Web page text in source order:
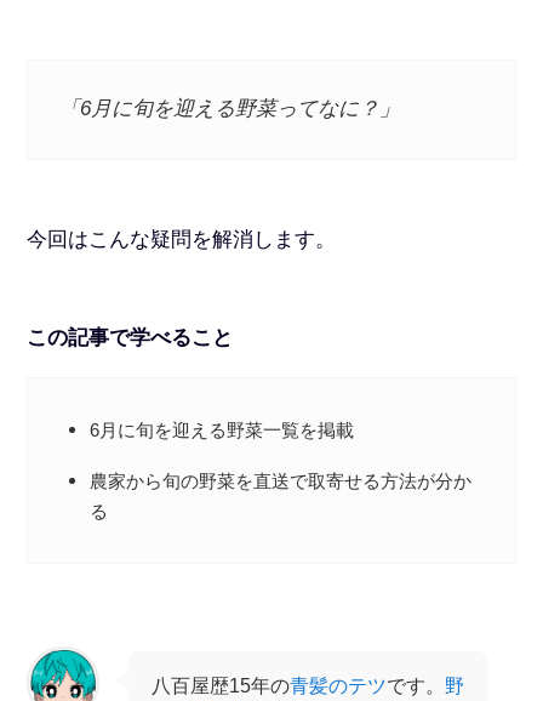
「6月に旬を迎える野菜ってなに？」
今回はこんな疑問を解消します。
この記事で学べること
6月に旬を迎える野菜一覧を掲載
農家から旬の野菜を直送で取寄せる方法が分か
る
八百屋歴15年の青髪のテツです。 野